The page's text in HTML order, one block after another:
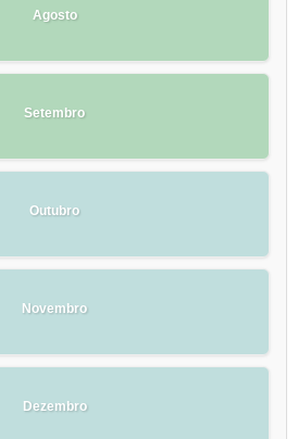
Agosto
Setembro
Outubro
Novembro
Dezembro